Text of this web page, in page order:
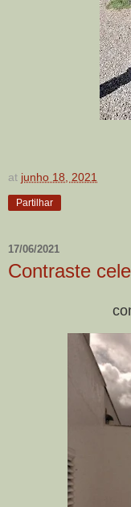
at junho 18, 2021
Partilhar
17/06/2021
Contraste